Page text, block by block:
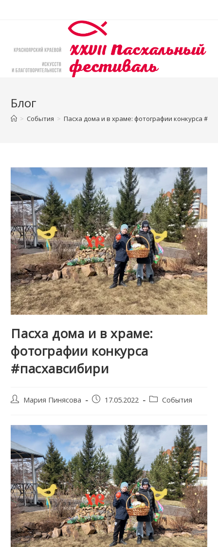
Блог
> События > Пасха дома и в храме: фотографии конкурса
Пасха дома и в храме:
фотографии конкурса
#пасхавсибири
PostМария Пинясова
Запись17.05.2022
PostСобытия